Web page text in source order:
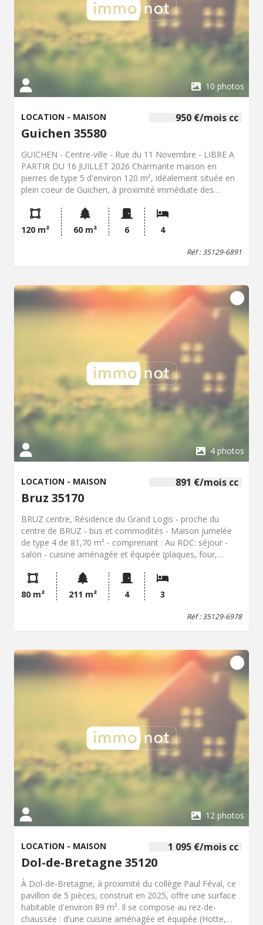
du bail à convenir avec les propriétaires
10 photos
950 €/mois cc
LOCATION - MAISON
Guichen 35580
GUICHEN - Centre-ville - Rue du 11 Novembre - LIBRE A
PARTIR DU 16 JUILLET 2026 Charmante maison en
pierres de type 5 d'environ 120 m², idéalement située en
plein coeur de Guichen, à proximité immédiate des
compose : Au rez-de-chaussée : Une cuisine
indépendante, un séjour lumineux, trois belles chambres,
une salle de bains, un WC ainsi qu'une arrière-cuisine
fonctionnelle. À l'étage : Une agréable chambre
un bel espace de stockage Cour privative avec préau Petit
bureau en annexe, idéal pour le télétravail ou une activité
personnelle - PAS DE JARDIN Chauffage électrique. Loyer
mensuel : 950.00 EUR Frais d'agence : 858.21 EUR (à
parfaire) Une maison pleine de charme, rare sur le
secteur, offrant de beaux volumes et un cadre de vie
agréable. Plus de renseignement au 02.99.05.04.80 ou par
charlene.piccini@35129.notaires.fr
120 m² 60 m² 6 4
Réf : 35129-6891
4 photos
891 €/mois cc
LOCATION - MAISON
Bruz 35170
BRUZ centre, Résidence du Grand Logis - proche du
centre de BRUZ - bus et commodités - Maison jumelée
de type 4 de 81,70 m² - comprenant : Au RDC: séjour -
salon - cuisine aménagée et équipée (plaques, four,
- Salle de bains Terrain clos de 211m² - Terrasse - Garage
- Chauffage gaz Loyer: 891,00EUR - Frais: 827,61EUR -
dépôt de garantie 891.00EUR - Libre le 18 août 2026 -
80 m² 211 m² 4 3
Réf : 35129-6978
12 photos
1 095 €/mois cc
LOCATION - MAISON
Dol-de-Bretagne 35120
À Dol-de-Bretagne, à proximité du collège Paul Féval, ce
pavillon de 5 pièces, construit en 2025, offre une surface
habitable d'environ 89 m². Il se compose au rez-de-
chaussée : d'une cuisine aménagée et équipée (Hotte,